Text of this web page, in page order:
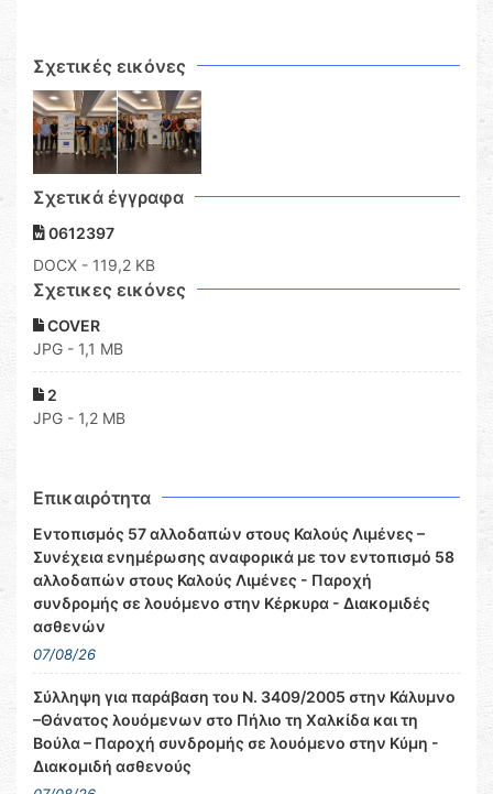
Σχετικές εικόνες
Σχετικά έγγραφα
0612397
DOCX - 119,2 KB
Σχετικες εικόνες
COVER
JPG - 1,1 MB
2
JPG - 1,2 MB
Επικαιρότητα
Εντοπισμός 57 αλλοδαπών στους Καλούς Λιμένες –
Συνέχεια ενημέρωσης αναφορικά με τον εντοπισμό 58
αλλοδαπών στους Καλούς Λιμένες - Παροχή
συνδρομής σε λουόμενο στην Κέρκυρα - Διακομιδές
ασθενών
07/08/26
Σύλληψη για παράβαση του Ν. 3409/2005 στην Κάλυμνο
–Θάνατος λουόμενων στο Πήλιο τη Χαλκίδα και τη
Βούλα – Παροχή συνδρομής σε λουόμενο στην Κύμη -
Διακομιδή ασθενούς